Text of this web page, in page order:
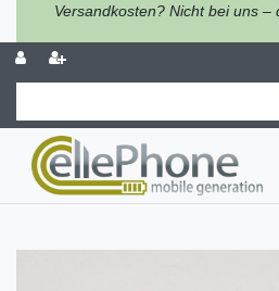
Versandkosten? Nicht bei uns –